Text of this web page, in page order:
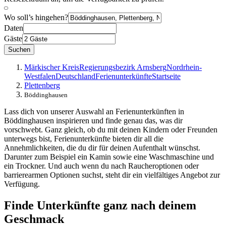
Wo soll’s hingehen?
Daten
Gäste
Suchen
Märkischer KreisRegierungsbezirk ArnsbergNordrhein-
WestfalenDeutschlandFerienunterkünfteStartseite
Plettenberg
Böddinghausen
Lass dich von unserer Auswahl an Ferienunterkünften in
Böddinghausen inspirieren und finde genau das, was dir
vorschwebt. Ganz gleich, ob du mit deinen Kindern oder Freunden
unterwegs bist, Ferienunterkünfte bieten dir all die
Annehmlichkeiten, die du dir für deinen Aufenthalt wünschst.
Darunter zum Beispiel ein Kamin sowie eine Waschmaschine und
ein Trockner. Und auch wenn du nach Raucheroptionen oder
barrierearmen Optionen suchst, steht dir ein vielfältiges Angebot zur
Verfügung.
Finde Unterkünfte ganz nach deinem
Geschmack